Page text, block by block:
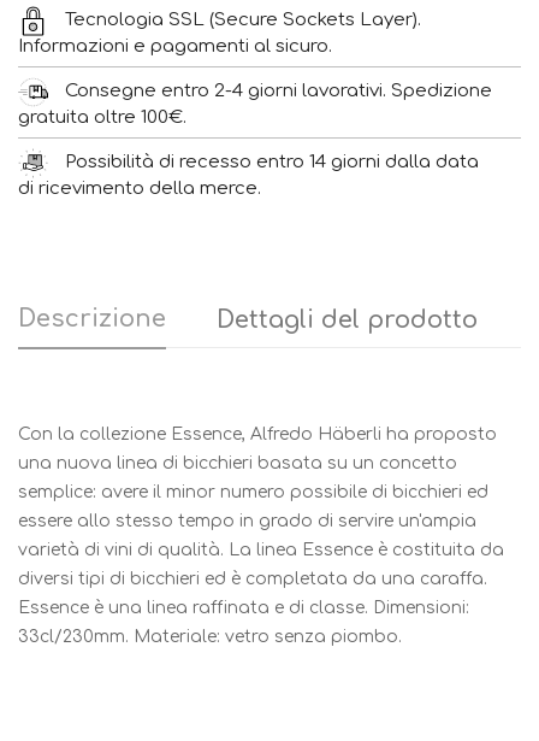
Tecnologia SSL (Secure Sockets Layer).
Informazioni e pagamenti al sicuro.
Consegne entro 2-4 giorni lavorativi. Spedizione
gratuita oltre 100€.
Possibilità di recesso entro 14 giorni dalla data
di ricevimento della merce.
Descrizione Dettagli del prodotto
Con la collezione Essence, Alfredo Häberli ha proposto
una nuova linea di bicchieri basata su un concetto
semplice: avere il minor numero possibile di bicchieri ed
essere allo stesso tempo in grado di servire un'ampia
varietà di vini di qualità. La linea Essence è costituita da
diversi tipi di bicchieri ed è completata da una caraffa.
Essence è una linea raffinata e di classe. Dimensioni:
33cl/230mm. Materiale: vetro senza piombo.